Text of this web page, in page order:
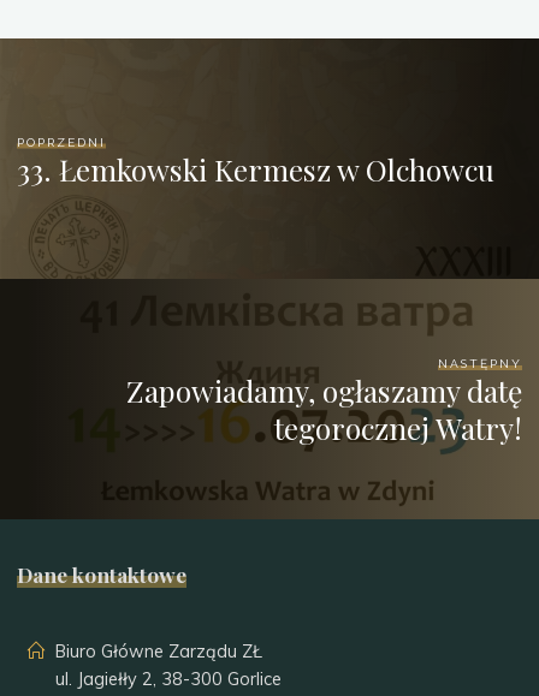
POPRZEDNI
33. Łemkowski Kermesz w Olchowcu
NASTĘPNY
Zapowiadamy, ogłaszamy datę
tegorocznej Watry!
Dane kontaktowe
Biuro Główne Zarządu ZŁ
ul. Jagiełły 2, 38-300 Gorlice